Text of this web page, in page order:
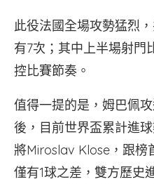
此役法國全場攻勢猛烈
有7次；其中上半場射門
控比賽節奏。
值得一提的是，姆巴佩
後，目前世界盃累計進
將Miroslav Klose，跟榜
僅有1球之差，雙方歷史